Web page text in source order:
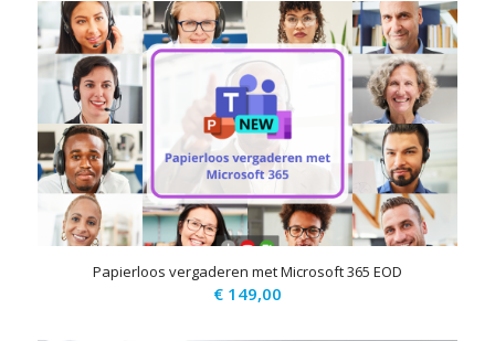
Papierloos vergaderen met Microsoft 365 EOD
€149,00